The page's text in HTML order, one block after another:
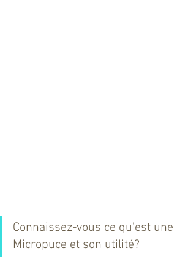
Connaissez-vous ce qu'est une
Micropuce et son utilité?